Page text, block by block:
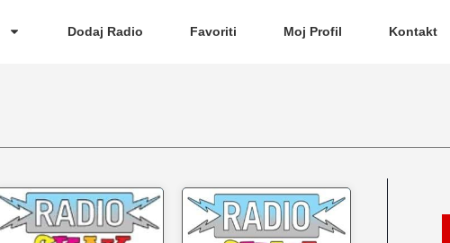
Dodaj Radio Favoriti Moj Profil Kontakt